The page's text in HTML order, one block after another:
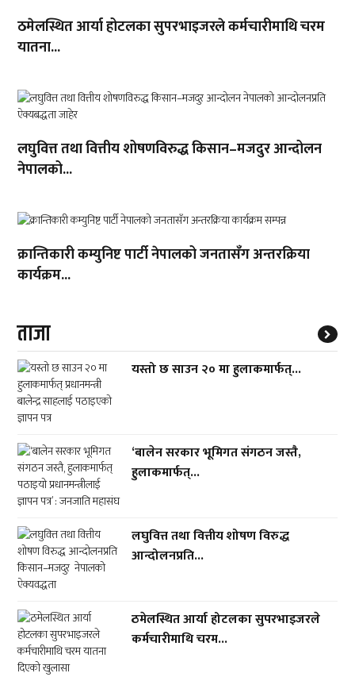
ठमेलस्थित आर्या होटलका सुपरभाइजरले कर्मचारीमाथि चरम
यातना...
लघुवित्त तथा वित्तीय शोषणविरुद्ध किसान–मजदुर आन्दोलन
नेपालको...
क्रान्तिकारी कम्युनिष्ट पार्टी नेपालको जनतासँग अन्तरक्रिया
कार्यक्रम...
ताजा
यस्तो छ साउन २० मा हुलाकमार्फत्...
‘बालेन सरकार भूमिगत संगठन जस्तै,
हुलाकमार्फत्...
लघुवित्त तथा वित्तीय शोषण विरुद्ध
आन्दोलनप्रति...
ठमेलस्थित आर्या होटलका सुपरभाइजरले
कर्मचारीमाथि चरम...